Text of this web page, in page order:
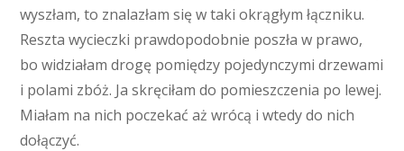
wyszłam, to znalazłam się w taki okrągłym łączniku.
Reszta wycieczki prawdopodobnie poszła w prawo,
bo widziałam drogę pomiędzy pojedynczymi drzewami
i polami zbóż. Ja skręciłam do pomieszczenia po lewej.
Miałam na nich poczekać aż wrócą i wtedy do nich
dołączyć.